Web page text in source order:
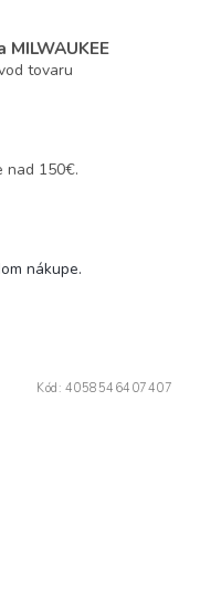
tovaru
nad 150€.
nákupe.
Kód: 4058546407407